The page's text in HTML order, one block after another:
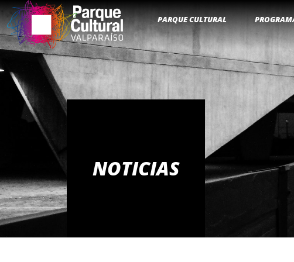
PARQUE CULTURAL
NOTICIAS